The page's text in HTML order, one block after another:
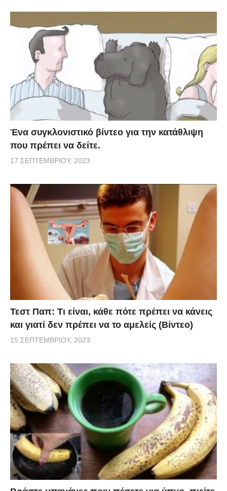
Ένα συγκλονιστικό βίντεο για την κατάθλιψη
που πρέπει να δείτε.
17 ΣΕΠΤΕΜΒΡΊΟΥ, 2023
Τεστ Παπ: Τι είναι, κάθε πότε πρέπει να κάνεις
και γιατί δεν πρέπει να το αμελείς (Βίντεο)
15 ΣΕΠΤΕΜΒΡΊΟΥ, 2023